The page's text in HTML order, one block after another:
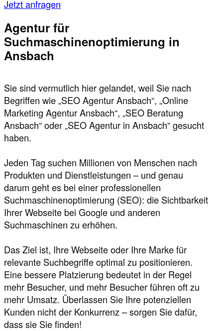
Jetzt anfragen
Agentur für
Suchmaschinenoptimierung in
Ansbach
Sie sind vermutlich hier gelandet, weil Sie nach
Begriffen wie „SEO Agentur Ansbach“, „Online
Marketing Agentur Ansbach“, „SEO Beratung
Ansbach“ oder „SEO Agentur in Ansbach“ gesucht
haben.
Jeden Tag suchen Millionen von Menschen nach
Produkten und Dienstleistungen – und genau
darum geht es bei einer professionellen
Suchmaschinenoptimierung (SEO): die Sichtbarkeit
Ihrer Webseite bei Google und anderen
Suchmaschinen zu erhöhen.
Das Ziel ist, Ihre Webseite oder Ihre Marke für
relevante Suchbegriffe optimal zu positionieren.
Eine bessere Platzierung bedeutet in der Regel
mehr Besucher, und mehr Besucher führen oft zu
mehr Umsatz. Überlassen Sie Ihre potenziellen
Kunden nicht der Konkurrenz – sorgen Sie dafür,
dass sie Sie finden!